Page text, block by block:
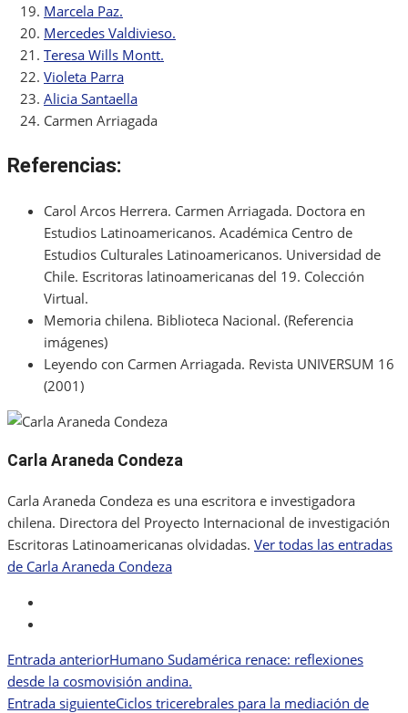
Marcela Paz.
Mercedes Valdivieso.
Teresa Wills Montt.
Violeta Parra
Alicia Santaella
Carmen Arriagada
Referencias:
Carol Arcos Herrera. Carmen Arriagada. Doctora en
Estudios Latinoamericanos. Académica Centro de
Estudios Culturales Latinoamericanos. Universidad de
Chile. Escritoras latinoamericanas del 19. Colección
Virtual.
Memoria chilena. Biblioteca Nacional. (Referencia
imágenes)
Leyendo con Carmen Arriagada. Revista UNIVERSUM 16
(2001)
Carla Araneda Condeza
Carla Araneda Condeza es una escritora e investigadora
chilena. Directora del Proyecto Internacional de investigación
Escritoras Latinoamericanas olvidadas. Ver todas las entradas
de Carla Araneda Condeza
Navegación
de
Entrada anteriorHumano Sudamérica renace: reflexiones
desde la cosmovisión andina.
Entrada siguienteCiclos tricerebrales para la mediación de